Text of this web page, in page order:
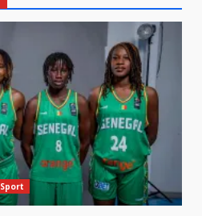
Sport